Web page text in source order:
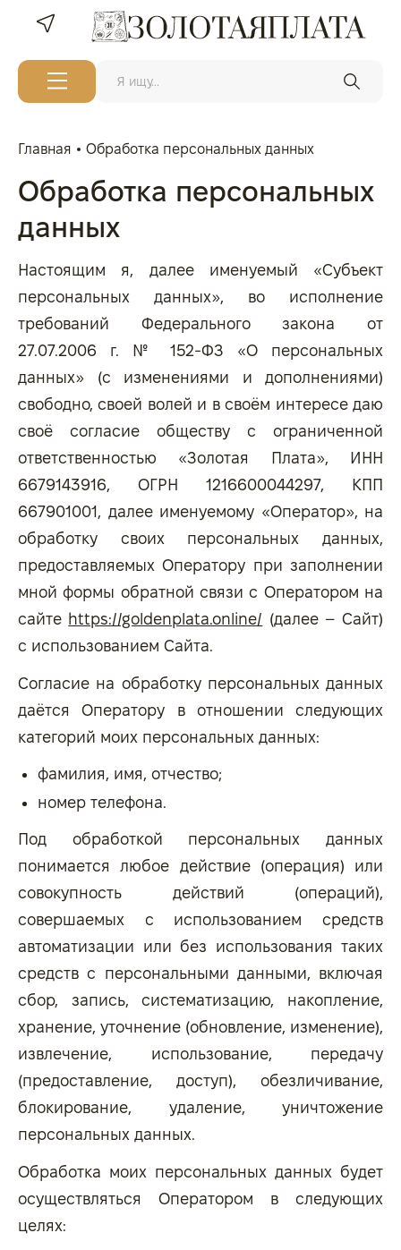
Главная Обработка персональных данных
Обработка персональных
данных
Настоящим я, далее именуемый «Субъект
персональных данных», во исполнение
требований Федерального закона от
27.07.2006 г. № 152-ФЗ «О персональных
данных» (с изменениями и дополнениями)
свободно, своей волей и в своём интересе даю
своё согласие обществу с ограниченной
ответственностью «Золотая Плата», ИНН
6679143916, ОГРН 1216600044297, КПП
667901001, далее именуемому «Оператор», на
обработку своих персональных данных,
предоставляемых Оператору при заполнении
мной формы обратной связи с Оператором на
сайте https://goldenplata.online/ (далее – Сайт)
с использованием Сайта.
Согласие на обработку персональных данных
даётся Оператору в отношении следующих
категорий моих персональных данных:
фамилия, имя, отчество;
номер телефона.
Под обработкой персональных данных
понимается любое действие (операция) или
совокупность действий (операций),
совершаемых с использованием средств
автоматизации или без использования таких
средств с персональными данными, включая
сбор, запись, систематизацию, накопление,
хранение, уточнение (обновление, изменение),
извлечение, использование, передачу
(предоставление, доступ), обезличивание,
блокирование, удаление, уничтожение
персональных данных.
Обработка моих персональных данных будет
осуществляться Оператором в следующих
целях: